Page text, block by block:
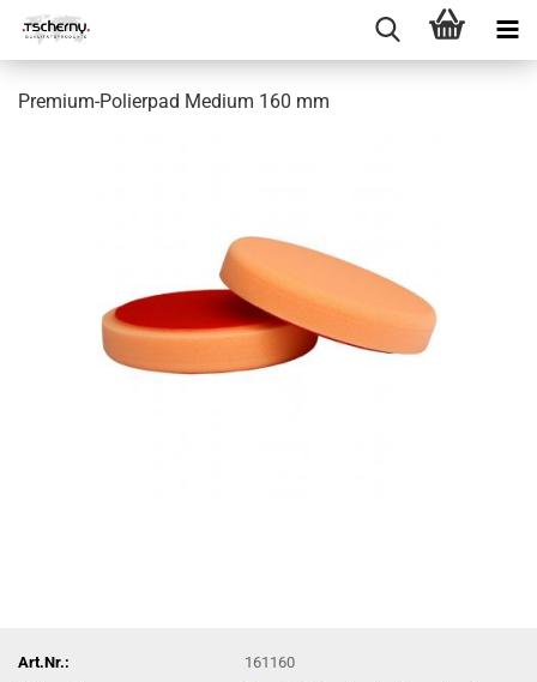
Premium-Polierpad Medium 160 mm
Art.Nr.:
161160